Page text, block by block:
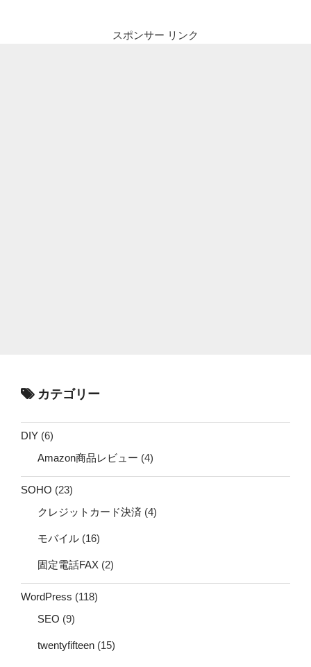
スポンサー リンク
カテゴリー
DIY (6)
Amazon商品レビュー (4)
SOHO (23)
クレジットカード決済 (4)
モバイル (16)
固定電話FAX (2)
WordPress (118)
SEO (9)
twentyfifteen (15)